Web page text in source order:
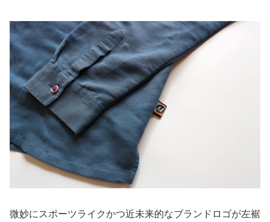
微妙にスポーツライクかつ近未来的なブランドロゴが左裾